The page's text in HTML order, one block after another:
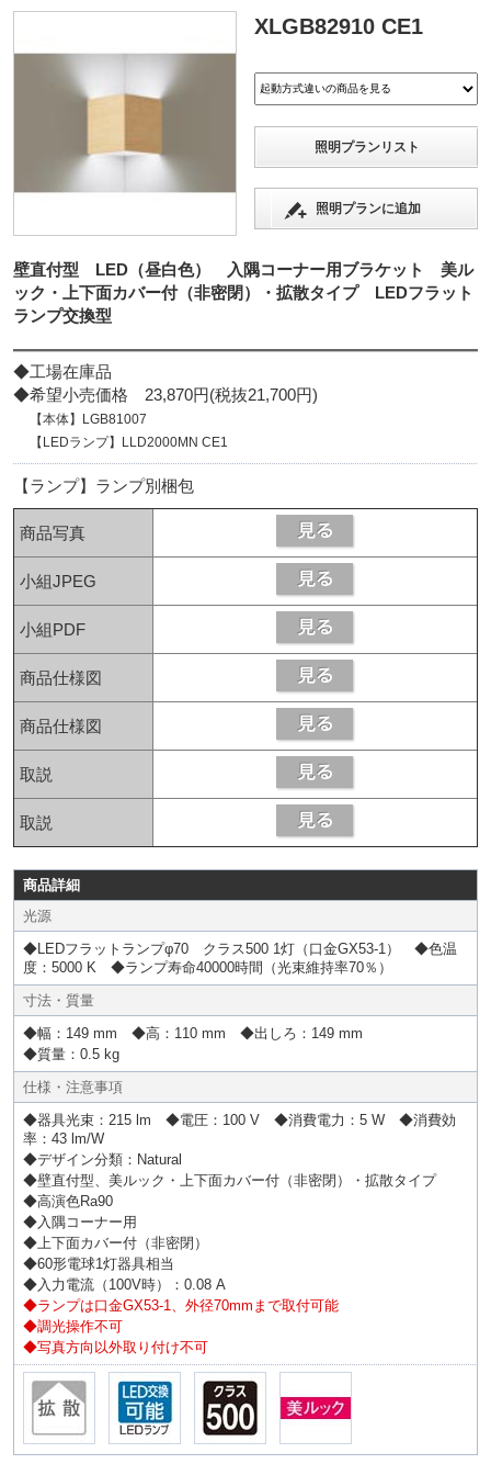
XLGB82910 CE1
照明プランリスト
照明プランに追加
壁直付型 LED（昼白色） 入隅コーナー用ブラケット 美ル
ック・上下面カバー付（非密閉）・拡散タイプ LEDフラット
ランプ交換型
◆工場在庫品
◆希望小売価格 23,870円(税抜21,700円)
【本体】LGB81007
【LEDランプ】LLD2000MN CE1
【ランプ】ランプ別梱包
商品写真
小組JPEG
小組PDF
商品仕様図
商品仕様図
取説
取説
商品詳細
光源
◆LEDフラットランプφ70 クラス500 1灯（口金GX53-1） ◆色温
度：5000 K ◆ランプ寿命40000時間（光束維持率70％）
寸法・質量
◆幅：149 mm ◆高：110 mm ◆出しろ：149 mm
◆質量：0.5 kg
仕様・注意事項
◆器具光束：215 lm ◆電圧：100 V ◆消費電力：5 W ◆消費効
率：43 lm/W
◆デザイン分類：Natural
◆壁直付型、美ルック・上下面カバー付（非密閉）・拡散タイプ
◆高演色Ra90
◆入隅コーナー用
◆上下面カバー付（非密閉）
◆60形電球1灯器具相当
◆入力電流（100V時）：0.08 A
◆ランプは口金GX53-1、外径70mmまで取付可能
◆調光操作不可
◆写真方向以外取り付け不可